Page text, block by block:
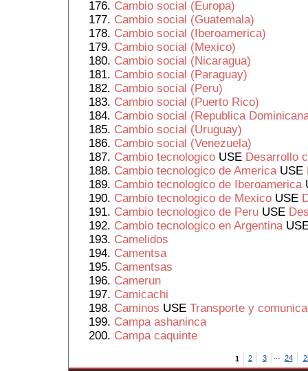
Cambio social (Europa)
Cambio social (Guatemala)
Cambio social (Iberoamerica)
Cambio social (Mexico)
Cambio social (Nicaragua)
Cambio social (Paraguay)
Cambio social (Peru)
Cambio social (Puerto Rico)
Cambio social (Republica
Cambio social (Uruguay)
Cambio social (Venezuela)
Cambio tecnologicoUSE Desarrollo
Cambio tecnologico de AmericaUSE
Cambio tecnologico de Iberoamerica
Cambio tecnologico de MexicoUSE
Cambio tecnologico de PeruUSE
Cambio tecnologico en Argentina
Camelidos
Camentsa
Camentsas
Camerun
Camicachi
Caminos USE Transporte y
Campa ashaninca
Campa caquinte
1 2 3 24